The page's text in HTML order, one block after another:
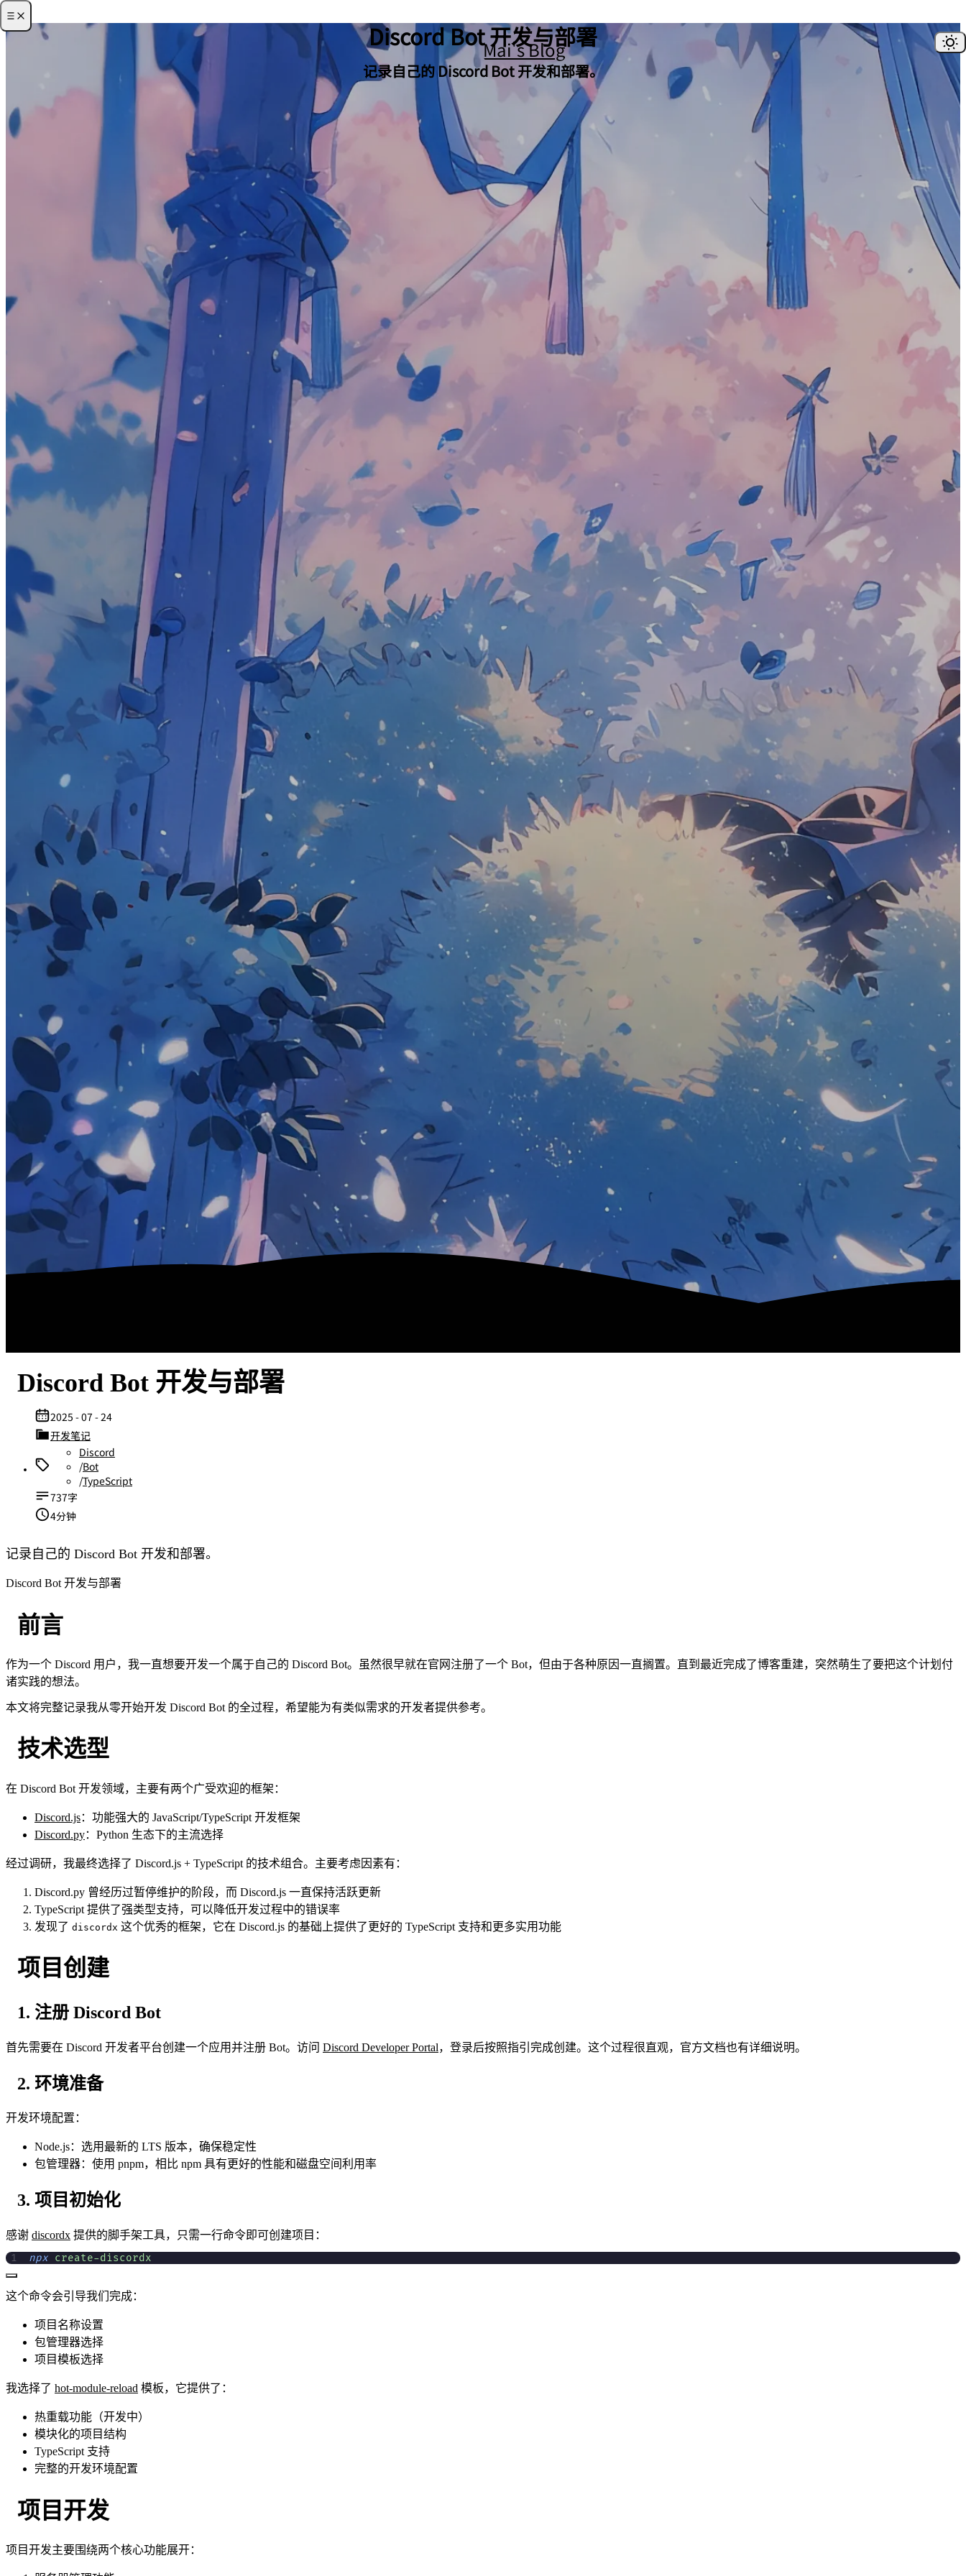
Mai's Blog
关于
Discord Bot 开发与部署
记录自己的 Discord Bot 开发和部署。
Discord Bot 开发与部署
2025 - 07 - 24
开发笔记
Discord
/Bot
/TypeScript
737字
4分钟
记录自己的 Discord Bot 开发和部署。
Discord Bot 开发与部署
前言
作为一个 Discord 用户，我一直想要开发一个属于自己的 Discord Bot。虽然很早就在官网注册了一个 Bot，但由于各种原因一直搁置。直到最近完成了博客重建，突然萌生了要把这个计划付
诸实践的想法。
本文将完整记录我从零开始开发 Discord Bot 的全过程，希望能为有类似需求的开发者提供参考。
技术选型
在 Discord Bot 开发领域，主要有两个广受欢迎的框架：
Discord.js：功能强大的 JavaScript/TypeScript 开发框架
Discord.py：Python 生态下的主流选择
经过调研，我最终选择了 Discord.js + TypeScript 的技术组合。主要考虑因素有：
Discord.py 曾经历过暂停维护的阶段，而 Discord.js 一直保持活跃更新
TypeScript 提供了强类型支持，可以降低开发过程中的错误率
发现了 discordx 这个优秀的框架，它在 Discord.js 的基础上提供了更好的 TypeScript 支持和更多实用功能
项目创建
1. 注册 Discord Bot
首先需要在 Discord 开发者平台创建一个应用并注册 Bot。访问 Discord Developer Portal，登录后按照指引完成创建。这个过程很直观，官方文档也有详细说明。
2. 环境准备
开发环境配置：
Node.js：选用最新的 LTS 版本，确保稳定性
包管理器：使用 pnpm，相比 npm 具有更好的性能和磁盘空间利用率
3. 项目初始化
感谢 discordx 提供的脚手架工具，只需一行命令即可创建项目：
npx create-discordx
这个命令会引导我们完成：
项目名称设置
包管理器选择
项目模板选择
我选择了 hot-module-reload 模板，它提供了：
热重载功能（开发中）
模块化的项目结构
TypeScript 支持
完整的开发环境配置
项目开发
项目开发主要围绕两个核心功能展开：